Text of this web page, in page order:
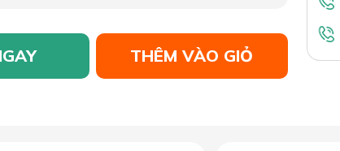
THÊM VÀO GIỎ